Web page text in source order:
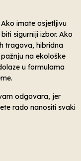
imate osjetljivu
sigurniji izbor. Ako
tragova, hibridna
na ekološke
u formulama
odgovara, jer
rado nanositi svaki